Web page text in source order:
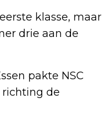
klasse, maar
drie aan de
pakte NSC
richting de